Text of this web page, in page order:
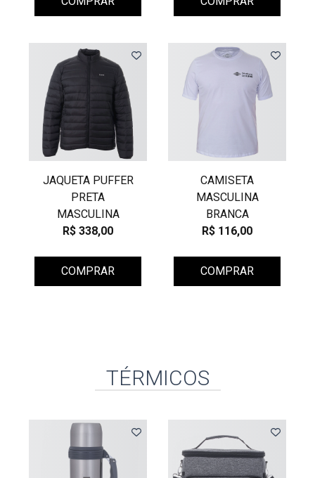
JAQUETA PUFFER
PRETA
MASCULINA
R$ 338,00
COMPRAR
CAMISETA
MASCULINA
BRANCA
R$ 116,00
COMPRAR
TÉRMICOS